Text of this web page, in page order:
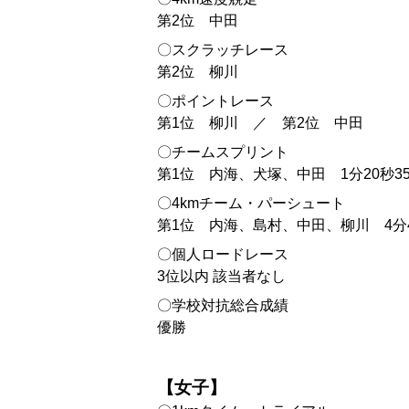
第2位 中田
〇スクラッチレース
第2位 柳川
〇ポイントレース
第1位 柳川 ／ 第2位 中田
〇チームスプリント
第1位 内海、犬塚、中田 1分20秒
〇4kmチーム・パーシュート
第1位 内海、島村、中田、柳川 4分
〇個人ロードレース
3位以内 該当者なし
〇学校対抗総合成績
優勝
【女子】